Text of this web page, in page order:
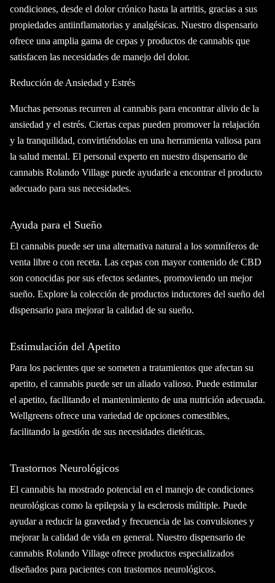
condiciones, desde el dolor crónico hasta la artritis, gracias a sus
propiedades antiinflamatorias y analgésicas. Nuestro dispensario
ofrece una amplia gama de cepas y productos de cannabis que
satisfacen las necesidades de manejo del dolor.
Reducción de Ansiedad y Estrés
Muchas personas recurren al cannabis para encontrar alivio de la
ansiedad y el estrés. Ciertas cepas pueden promover la relajación
y la tranquilidad, convirtiéndolas en una herramienta valiosa para
la salud mental. El personal experto en nuestro dispensario de
cannabis Rolando Village puede ayudarle a encontrar el producto
adecuado para sus necesidades.
Ayuda para el Sueño
El cannabis puede ser una alternativa natural a los somníferos de
venta libre o con receta. Las cepas con mayor contenido de CBD
son conocidas por sus efectos sedantes, promoviendo un mejor
sueño. Explore la colección de productos inductores del sueño del
dispensario para mejorar la calidad de su sueño.
Estimulación del Apetito
Para los pacientes que se someten a tratamientos que afectan su
apetito, el cannabis puede ser un aliado valioso. Puede estimular
el apetito, facilitando el mantenimiento de una nutrición adecuada.
Wellgreens ofrece una variedad de opciones comestibles,
facilitando la gestión de sus necesidades dietéticas.
Trastornos Neurológicos
El cannabis ha mostrado potencial en el manejo de condiciones
neurológicas como la epilepsia y la esclerosis múltiple. Puede
ayudar a reducir la gravedad y frecuencia de las convulsiones y
mejorar la calidad de vida en general. Nuestro dispensario de
cannabis Rolando Village ofrece productos especializados
diseñados para pacientes con trastornos neurológicos.